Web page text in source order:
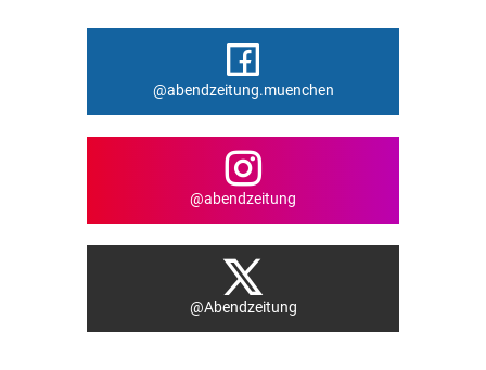
@abendzeitung.muenchen
@abendzeitung
@Abendzeitung